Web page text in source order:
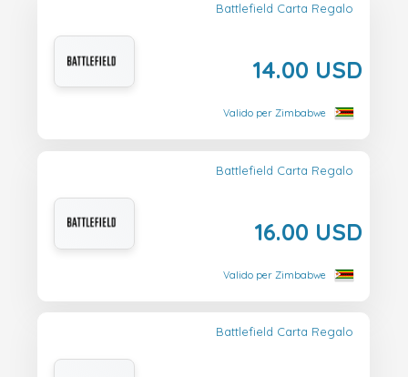
Battlefield Carta Regalo
14.00 USD
Valido per Zimbabwe
Battlefield Carta Regalo
16.00 USD
Valido per Zimbabwe
Battlefield Carta Regalo